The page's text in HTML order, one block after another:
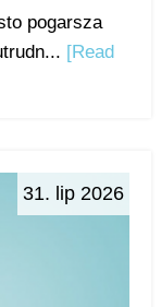
pogarsza
[Read
31. lip 2026